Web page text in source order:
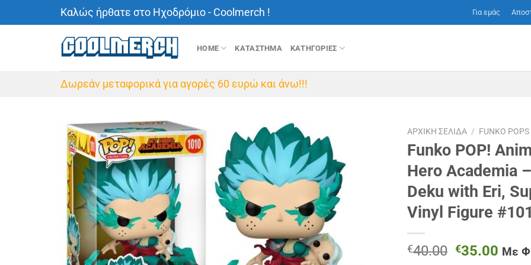
Καλώς ήρθατε στο Ηχοδρόμιο - Coolmerch ! Για εμάς
HOME ΚΑΤΑΣΤΗΜΑ ΚΑΤΗΓΟΡΙΕΣ
Δωρεάν μεταφορικά για αγορές 60 ευρώ και άνω!!!
ΑΡΧΙΚΉ ΣΕΛΊΔΑ / FUNKO POPS
Funko POP!
Hero Academia
Deku with Eri,
Vinyl Figure
€40.00 Original
€35.00 Η
Με